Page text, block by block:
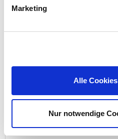
Marketing
Alle
Nur notwendige
Revolverlochzange 230 mm